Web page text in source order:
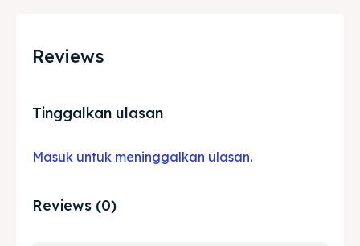
Reviews
Tinggalkan ulasan
Masuk untuk meninggalkan ulasan.
Reviews (0)